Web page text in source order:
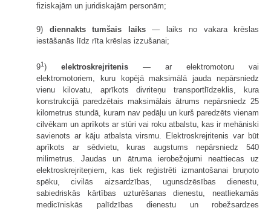
fiziskajām un juridiskajām personām;
9) diennakts tumšais laiks— laiks no vakara krēslas
iestāšanās līdz rīta krēslas izzušanai;
91) elektroskrejritenis — ar elektromotoru vai
elektromotoriem, kuru kopējā maksimālā jauda nepārsniedz
vienu kilovatu, aprīkots divriteņu transportlīdzeklis, kura
konstrukcijā paredzētais maksimālais ātrums nepārsniedz 25
kilometrus stundā, kuram nav pedāļu un kurš paredzēts vienam
cilvēkam un aprīkots ar stūri vai roku atbalstu, kas ir mehāniski
savienots ar kāju atbalsta virsmu. Elektroskrejritenis var būt
aprīkots ar sēdvietu, kuras augstums nepārsniedz 540
milimetrus. Jaudas un ātruma ierobežojumi neattiecas uz
elektroskrejriteņiem, kas tiek reģistrēti izmantošanai bruņoto
spēku, civilās aizsardzības, ugunsdzēsības dienestu,
sabiedriskās kārtības uzturēšanas dienestu, neatliekamās
medicīniskās palīdzības dienestu un robežsardzes